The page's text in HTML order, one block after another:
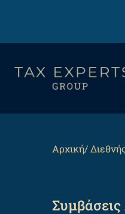
κυρίως
Αρχική